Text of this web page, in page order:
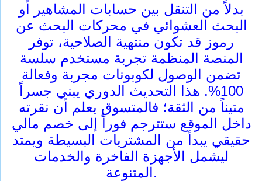
بدلاً من التنقل بين حسابات المشاهير أو
البحث العشوائي في محركات البحث عن
رموز قد تكون منتهية الصلاحية، توفر
المنصة المنظمة تجربة مستخدم سلسة
تضمن الوصول لكوبونات مجربة وفعالة
100%. هذا التحديث الدوري يبني جسراً
متيناً من الثقة؛ فالمتسوق يعلم أن نقرته
داخل الموقع ستترجم فوراً إلى خصم مالي
حقيقي يبدأ من المشتريات البسيطة ويمتد
ليشمل الأجهزة الفاخرة والخدمات
المتنوعة.